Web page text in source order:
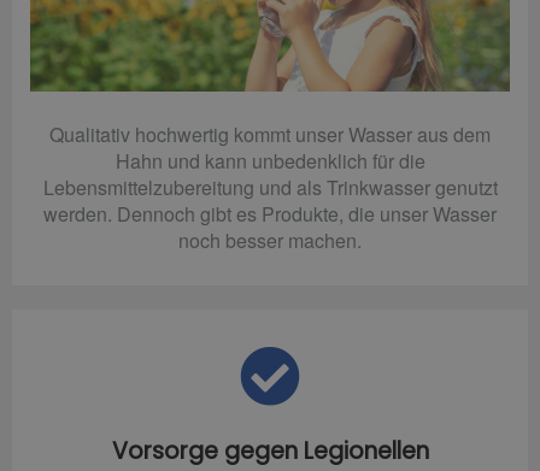
Qualitativ hochwertig kommt unser Wasser aus dem
Hahn und kann unbedenklich für die
Lebensmittelzubereitung und als Trinkwasser genutzt
werden. Dennoch gibt es Produkte, die unser Wasser
noch besser machen.
Vorsorge gegen Legionellen